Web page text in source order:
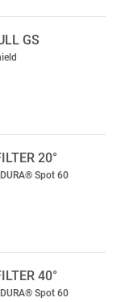
GS
20°
Spot 60
40°
Spot 60